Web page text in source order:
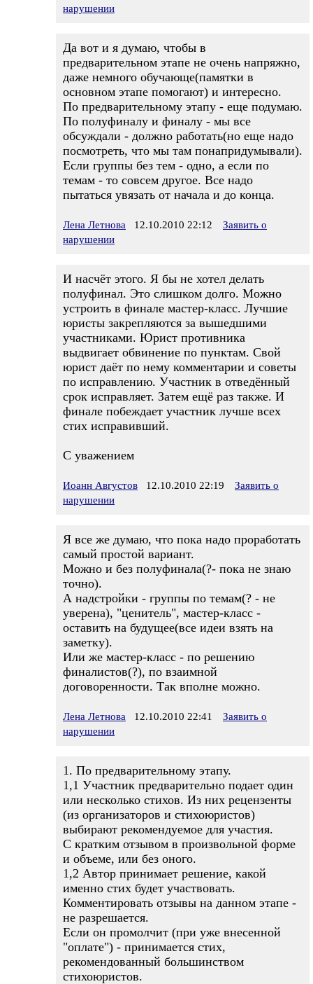
нарушении
Да вот и я думаю, чтобы в
предварительном этапе не очень напряжно,
даже немного обучающе(памятки в
основном этапе помогают) и интересно.
По предварительному этапу - еще подумаю.
По полуфиналу и финалу - мы все
обсуждали - должно работать(но еще надо
посмотреть, что мы там понапридумывали).
Если группы без тем - одно, а если по
темам - то совсем другое. Все надо
пытаться увязать от начала и до конца.
Лена Летнова 12.10.2010 22:12
Заявить о
нарушении
И насчёт этого. Я бы не хотел делать
полуфинал. Это слишком долго. Можно
устроить в финале мастер-класс. Лучшие
юристы закрепляются за вышедшими
участниками. Юрист противника
выдвигает обвинение по пунктам. Свой
юрист даёт по нему комментарии и советы
по исправлению. Участник в отведённый
срок исправляет. Затем ещё раз также. И
финале побеждает участник лучше всех
стих исправивший.
С уважением
Иоанн Августов 12.10.2010 22:19
Заявить о
нарушении
Я все же думаю, что пока надо проработать
самый простой вариант.
Можно и без полуфинала(?- пока не знаю
точно).
А надстройки - группы по темам(? - не
уверена), "ценитель", мастер-класс -
оставить на будущее(все идеи взять на
заметку).
Или же мастер-класс - по решению
финалистов(?), по взаимной
договоренности. Так вполне можно.
Лена Летнова 12.10.2010 22:41
Заявить о
нарушении
1. По предварительному этапу.
1,1 Участник предварительно подает один
или несколько стихов. Из них рецензенты
(из организаторов и стихоюристов)
выбирают рекомендуемое для участия.
С кратким отзывом в произвольной форме
и объеме, или без оного.
1,2 Автор принимает решение, какой
именно стих будет участвовать.
Комментировать отзывы на данном этапе -
не разрешается.
Если он промолчит (при уже внесенной
"оплате") - принимается стих,
рекомендованный большинством
стихоюристов.